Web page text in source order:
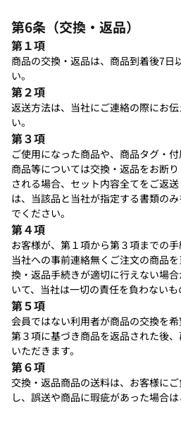
第6条（交換・返品）
第１項
商品の交換・返品は、商品到着後7日
い。
第２項
返送方法は、当社にご連絡の際にお
い。
第３項
ご使用になった商品や、商品タグ・
商品等については交換・返品をお断
される場合、セット内容全てをご返
は、当該品と当社が指定する書類の
でください。
第４項
お客様が、第１項から第３項までの手
当社への事前連絡無くご注文の商品
換・返品手続きが適切に行えない場
いて、当社は一切の責任を負わないも
第５項
会員ではない利用者が商品の交換を
第３項に基づき商品を返品された後
いただきます。
第６項
交換・返品商品の送料は、お客様に
し、誤送や商品に瑕疵があった場合